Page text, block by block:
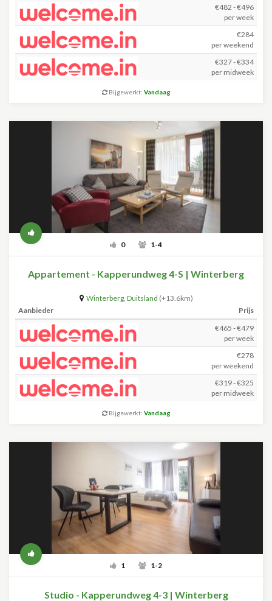
€482 - €496
per week
€284
per weekend
€327 - €334
per midweek
Bijgewerkt: Vandaag
0 1-4
Appartement - Kapperundweg 4-S | Winterberg
Winterberg, Duitsland (+13.6km)
Aanbieder
Prijs
€465 - €479
per week
€278
per weekend
€319 - €325
per midweek
Bijgewerkt: Vandaag
1 1-2
Studio - Kapperundweg 4-3 | Winterberg